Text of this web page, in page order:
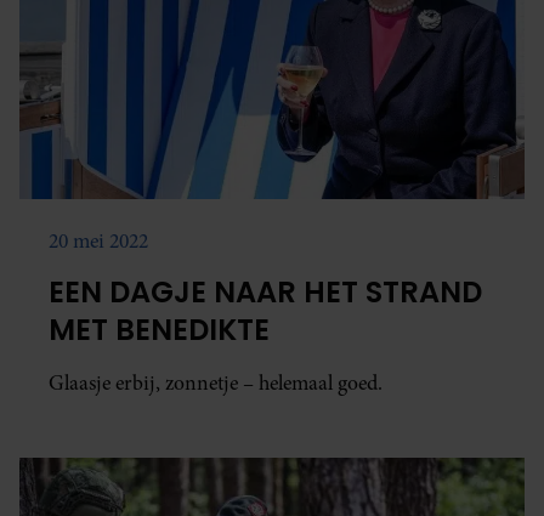
20 mei 2022
EEN DAGJE NAAR HET STRAND
MET BENEDIKTE
Glaasje erbij, zonnetje – helemaal goed.